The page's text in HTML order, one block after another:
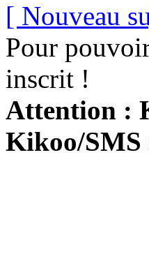
[ Nouveau
Pour
inscrit !
Attention :
Kikoo/SMS